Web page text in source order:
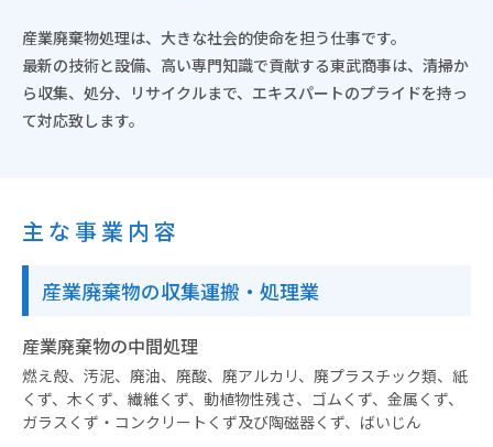
産業廃棄物処理は、大きな社会的使命を担う仕事です。
最新の技術と設備、高い専門知識で貢献する東武商事は、清掃か
ら収集、処分、リサイクルまで、エキスパートのプライドを持っ
て対応致します。
主な事業内容
産業廃棄物の収集運搬・処理業
産業廃棄物の中間処理
燃え殻、汚泥、廃油、廃酸、廃アルカリ、廃プラスチック類、紙
くず、木くず、繊維くず、動植物性残さ、ゴムくず、金属くず、
ガラスくず・コンクリートくず及び陶磁器くず、ばいじん